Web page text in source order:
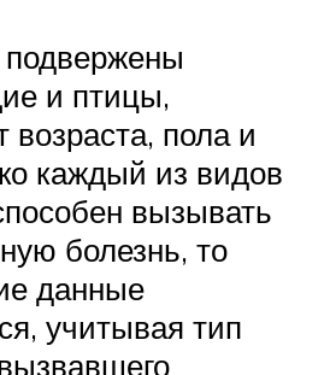
и птицы,
возраста, пола и
каждый из видов
вызывать
болезнь, то
данные
учитывая тип